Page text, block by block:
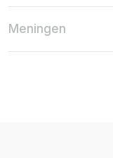
Meningen